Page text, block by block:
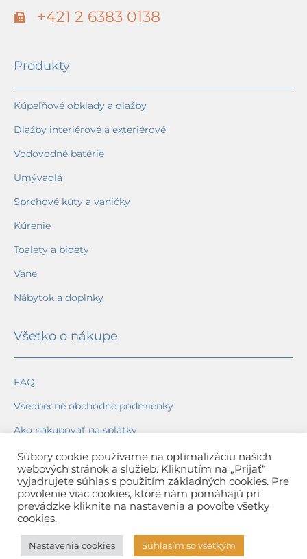
+421 2 6383 0138
Produkty
Kúpeľňové obklady a dlažby
Dlažby interiérové a exteriérové
Vodovodné batérie
Umývadlá
Sprchové kúty a vaničky
Kúrenie
Toalety a bidety
Vane
Nábytok a doplnky
Všetko o nákupe
FAQ
Všeobecné obchodné podmienky
Ako nakupovať na splátky
Ochrana osobných údajov
Reklamačný poriadok
Spôsob a cena dopravy
Spôsob platby
Súbory cookie používame na optimalizáciu našich
webových stránok a služieb. Kliknutím na „Prijať“
vyjadrujete súhlas s použitím základných cookies. Pre
povolenie viac cookies, ktoré nám pomáhajú pri
prevádzke kliknite na nastavenia a povoľte všetky
cookies.
Nastavenia cookies Súhlasím so všetkým